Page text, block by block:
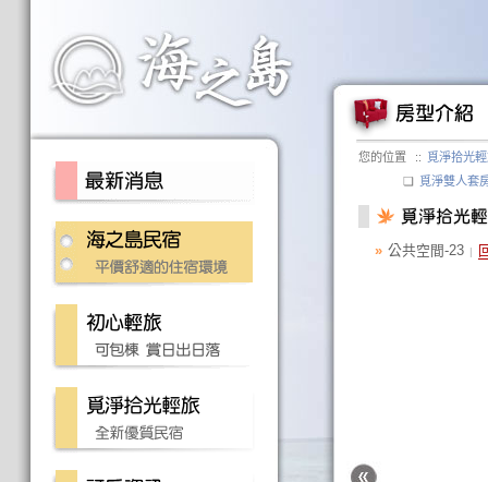
您的位置 :: 覓淨拾光
❏ 覓淨雙人套
» 公共空間-23 |